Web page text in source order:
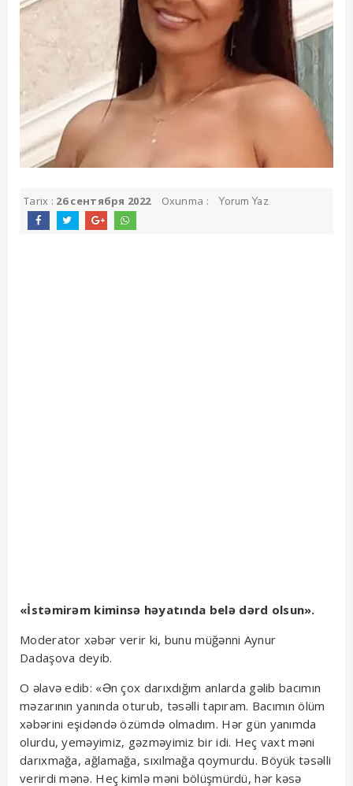
Tarix : 26 сентября 2022 Oxunma : Yorum Yaz
«İstəmirəm kiminsə həyatında belə dərd olsun».
Moderator xəbər verir ki, bunu müğənni Aynur
Dadaşova deyib.
O əlavə edib: «Ən çox darıxdığım anlarda gəlib bacımın
məzarının yanında oturub, təsəlli tapıram. Bacımın ölüm
xəbərini eşidəndə özümdə olmadım. Hər gün yanımda
olurdu, yeməyimiz, gəzməyimiz bir idi. Heç vaxt məni
darıxmağa, ağlamağa, sıxılmağa qoymurdu. Böyük təsəlli
verirdi mənə. Heç kimlə məni bölüşmürdü, hər kəsə